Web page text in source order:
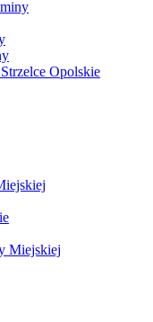
Opolskie
Miejskiej